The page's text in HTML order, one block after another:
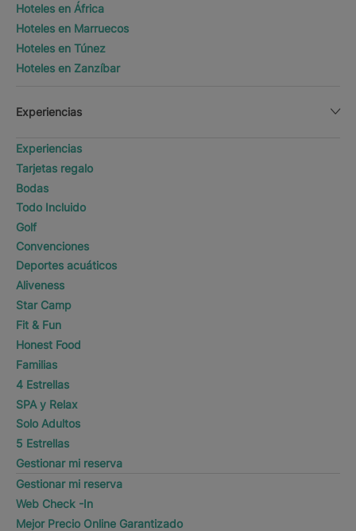
Hoteles en África
Hoteles en Marruecos
Hoteles en Túnez
Hoteles en Zanzíbar
Experiencias
Experiencias
Tarjetas regalo
Bodas
Todo Incluido
Golf
Convenciones
Deportes acuáticos
Aliveness
Star Camp
Fit & Fun
Honest Food
Familias
4 Estrellas
SPA y Relax
Solo Adultos
5 Estrellas
Gestionar mi reserva
Gestionar mi reserva
Web Check -In
Mejor Precio Online Garantizado